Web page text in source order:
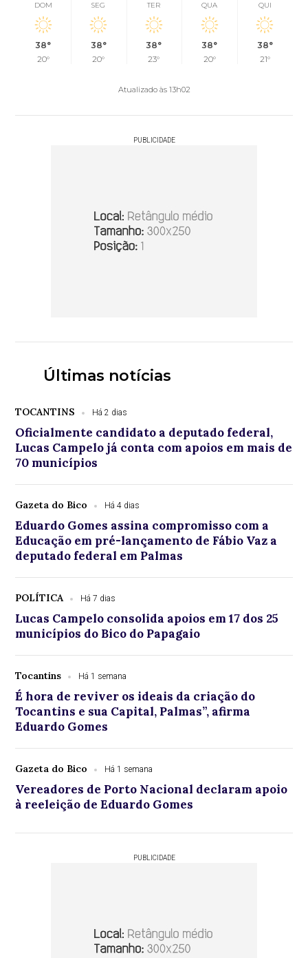
DOM
38°
20°
SEG
38°
20°
TER
38°
23°
QUA
38°
20°
QUI
38°
21°
Atualizado às 13h02
PUBLICIDADE
Últimas notícias
TOCANTINS Há 2 dias
Oficialmente candidato a deputado federal,
Lucas Campelo já conta com apoios em mais de
70 municípios
Gazeta do Bico Há 4 dias
Eduardo Gomes assina compromisso com a
Educação em pré-lançamento de Fábio Vaz a
deputado federal em Palmas
POLÍTICA Há 7 dias
Lucas Campelo consolida apoios em 17 dos 25
municípios do Bico do Papagaio
Tocantins Há 1 semana
É hora de reviver os ideais da criação do
Tocantins e sua Capital, Palmas”, afirma
Eduardo Gomes
Gazeta do Bico Há 1 semana
Vereadores de Porto Nacional declaram apoio
à reeleição de Eduardo Gomes
PUBLICIDADE